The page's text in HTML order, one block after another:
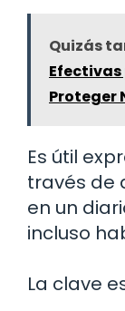
Quizás
Proteger
Es útil
través de
en un
incluso
La clave